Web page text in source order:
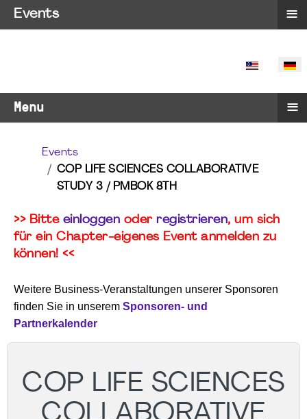
SPRACHE
Menu ≡
Events
COP LIFE SCIENCES COLLABORATIVE
STUDY 3 / PMBOK 8TH
>> Bitte einloggen oder registrieren, um sich
für ein Chapter-eigenes Event anmelden zu
können! <<
Weitere Business-Veranstaltungen unserer Sponsoren
finden Sie in unserem Sponsoren- und
Partnerkalender
COP LIFE SCIENCES
Events ≡